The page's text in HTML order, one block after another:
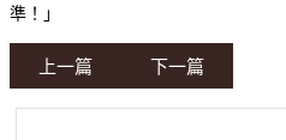
準！」
上一篇 下一篇